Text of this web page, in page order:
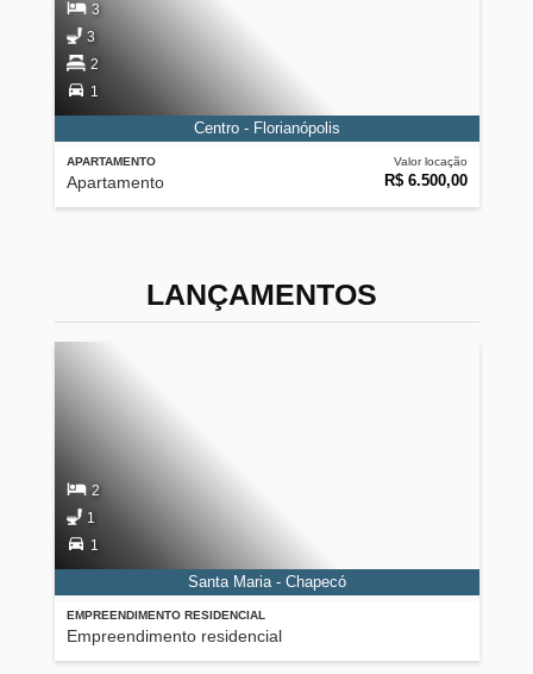
APARTAMENTO
Apartamento
Valor locação
R$ 6.500,00
3
3
2
1
Centro - Florianópolis
LANÇAMENTOS
EMPREENDIMENTO RESIDENCIAL
Empreendimento residencial
2
1
1
Santa Maria - Chapecó